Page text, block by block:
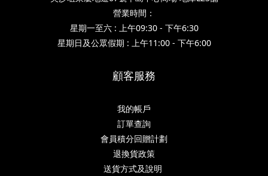
營業時間：
星期一至六 : 上午09:30 - 下午6:30
星期日及公眾假期 : 上午11:00 - 下午6:00
顧客服務
我的帳戶
訂單查詢
會員積分回贈計劃
退換貨政策
送貨方式及說明